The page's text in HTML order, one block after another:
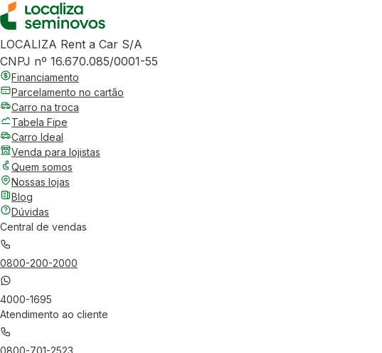
LOCALIZA Rent a Car S/A
CNPJ nº 16.670.085/0001-55
Financiamento
Parcelamento no cartão
Carro na troca
Tabela Fipe
Carro Ideal
Venda para lojistas
Quem somos
Nossas lojas
Blog
Dúvidas
Central de vendas
0800-200-2000
4000-1695
Atendimento ao cliente
0800-701-2523